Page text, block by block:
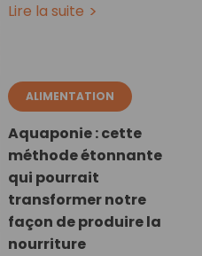
Lire la suite
ALIMENTATION
Aquaponie : cette
méthode étonnante
qui pourrait
transformer notre
façon de produire la
nourriture